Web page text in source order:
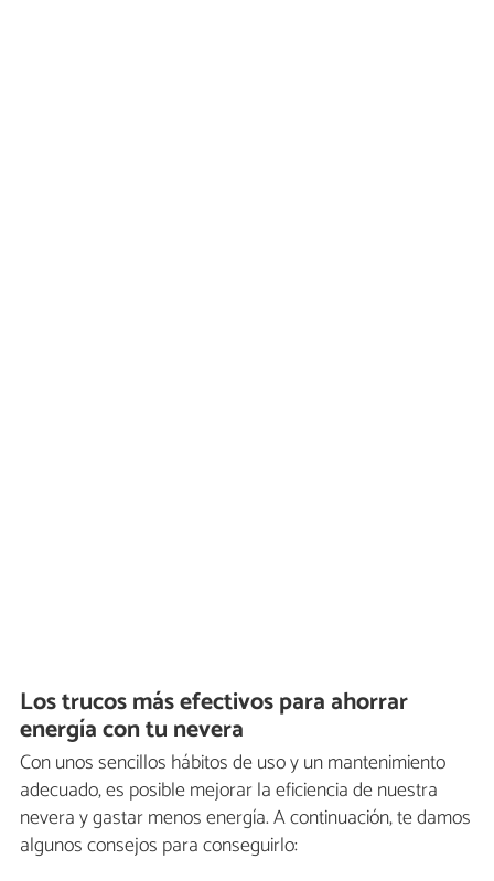
Los trucos más efectivos para ahorrar
energía con tu nevera
Con unos sencillos hábitos de uso y un mantenimiento
adecuado, es posible mejorar la eficiencia de nuestra
nevera y gastar menos energía. A continuación, te damos
algunos consejos para conseguirlo: